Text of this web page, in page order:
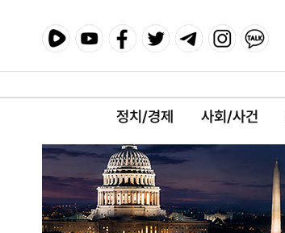
정치/경제 사회/사건